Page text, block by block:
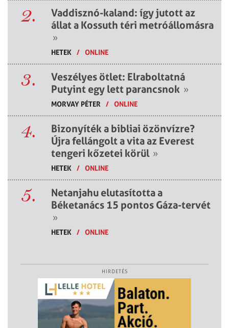
2.
Vaddisznó-kaland: így jutott az
állat a Kossuth téri metróállomásra
»
HETEK / ONLINE
3.
Veszélyes ötlet: Elraboltatná
Putyint egy lett parancsnok »
MORVAY PÉTER / ONLINE
4.
Bizonyíték a bibliai özönvízre?
Újra fellángolt a vita az Everest
tengeri kőzetei körül »
HETEK / ONLINE
5.
Netanjahu elutasította a
Béketanács 15 pontos Gáza-tervét
»
HETEK / ONLINE
HIRDETÉS